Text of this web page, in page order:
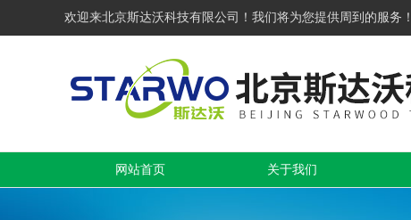
欢迎来北京斯达沃科技有限公司！我们将为您提供周到的服务！
网站首页 关于我们